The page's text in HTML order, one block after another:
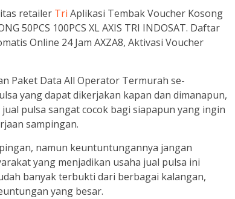
retailer Tri Aplikasi Tembak Voucher Kosong
50PCS 100PCS XL AXIS TRI INDOSAT. Daftar
Online 24 Jam AXZA8, Aktivasi Voucher
Paket Data All Operator Termurah se-
yang dapat dikerjakan kapan dan dimanapun,
pulsa sangat cocok bagi siapapun yang ingin
sampingan.
namun keuntuntungannya jangan
yang menjadikan usaha jual pulsa ini
banyak terbukti dari berbagai kalangan,
yang besar.